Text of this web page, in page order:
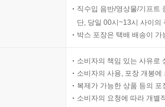
직수입 음반/영상물/기프트
단, 당일 00시~13시 사이의
박스 포장은 택배 배송이
소비자의 책임 있는 사유로
소비자의 사용, 포장 개봉
복제가 가능한 상품 등의
소비자의 요청에 따라 개별